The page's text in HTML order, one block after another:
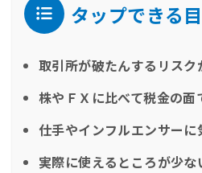
タップできる
取引所が破たんするリスク
株やＦＸに比べて税金の面
仕手やインフルエンサー
実際に使えるところが少な